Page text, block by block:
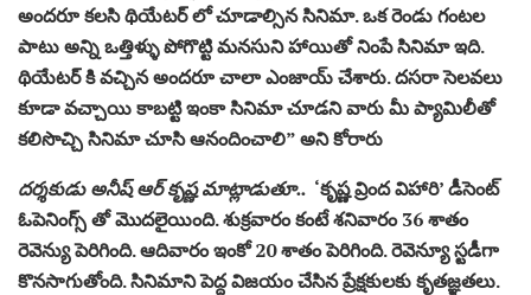
అందరూ కలసి థియేటర్ లో చూడాల్సిన సినిమా. ఒక రెండు గంటల
పాటు అన్ని ఒత్తిళ్ళు పోగొట్టి మనసుని హాయితో నింపే సినిమా ఇది.
థియేటర్ కి వచ్చిన అందరూ చాలా ఎంజాయ్ చేశారు. దసరా సెలవలు
కూడా వచ్చాయి కాబట్టి ఇంకా సినిమా చూడని వారు మీ ప్యామిలీతో
కలిసొచ్చి సినిమా చూసి ఆనందించాలి” అని కోరారు
దర్శకుడు అనీష్‌ ఆర్‌ కృష్ణ మాట్లాడుతూ.. ‘కృష్ణ వ్రింద విహారి’ డీసెంట్
ఓపెనింగ్స్ తో మొదలైయింది. శుక్రవారం కంటే శనివారం 36 శాతం
రెవెన్యు పెరిగింది. ఆదివారం ఇంకో 20 శాతం పెరిగింది. రెవెన్యూ స్టడీగా
కొనసాగుతోంది. సినిమాని పెద్ద విజయం చేసిన ప్రేక్షకులకు కృతజ్ఞతలు.